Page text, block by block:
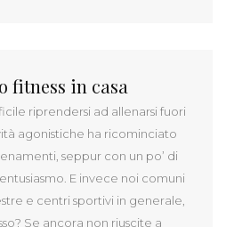
fitness in casa
riprendersi ad allenarsi fuori
agonistiche ha ricominciato
seppur con un po’ di
E invece noi comuni
e centri sportivi in generale,
Se ancora non riuscite a